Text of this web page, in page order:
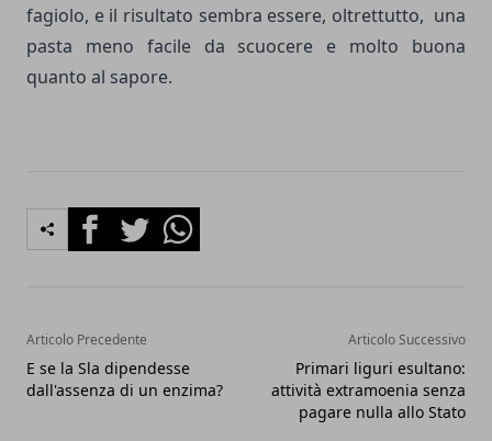
fagiolo, e il risultato sembra essere, oltrettutto, una
pasta meno facile da scuocere e molto buona
quanto al sapore.
FacebookTwitterWhatsapp
Articolo Precedente
E se la Sla dipendesse
dall'assenza di un enzima?
Articolo Successivo
Primari liguri esultano:
attività extramoenia senza
pagare nulla allo Stato